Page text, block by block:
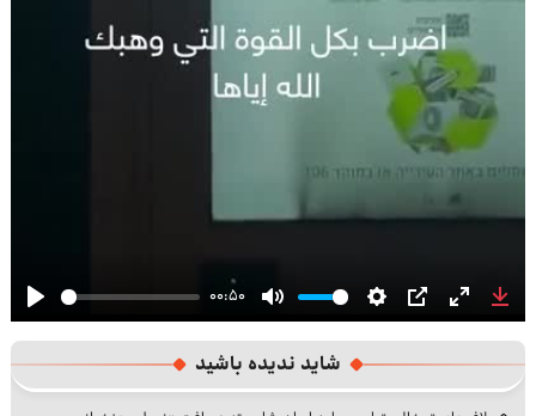
Play
00:50
Mute Settings
PIP Enter
شاید ندیده باشید